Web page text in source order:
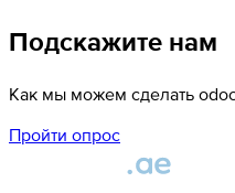
Подскажите нам
Как мы можем сделать
Пройти опрос